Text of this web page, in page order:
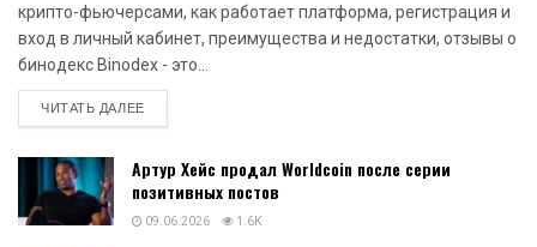
крипто-фьючерсами, как работает платформа, регистрация и
вход в личный кабинет, преимущества и недостатки, отзывы о
бинодекс Binodex - это...
ЧИТАТЬ ДАЛЕЕDETAILS
Артур Хейс продал Worldcoin после серии
позитивных постов
09.06.2026 1.6K